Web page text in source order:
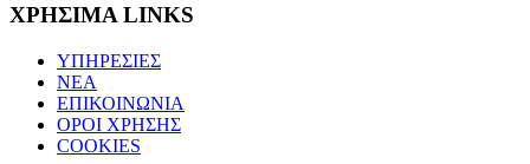
ΧΡΗΣΙΜΑ LINKS
ΥΠΗΡΕΣΙΕΣ
ΝΕΑ
ΕΠΙΚΟΙΝΩΝΙΑ
ΟΡΟΙ ΧΡΗΣΗΣ
COOKIES